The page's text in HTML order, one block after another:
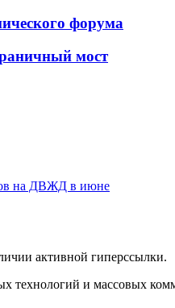
форума
мост
на ДВЖД в июне
активной гиперссылки.
технологий и массовых